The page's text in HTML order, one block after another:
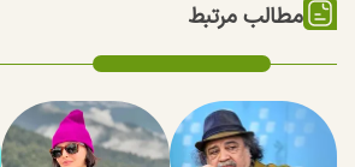
مطالب مرتبط